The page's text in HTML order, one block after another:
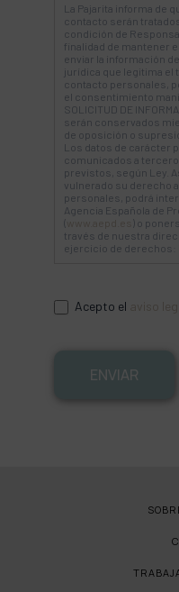
La Pajarita informa de
contacto serán
condición de
finalidad de mantener
enviar la información
jurídica que legitima el
contacto personales,
el consentimiento
SOLICITUD DE
serán conservados
de oposición o
Los datos de carácter
comunicados a
previstos, según Ley.
vulnerado su derecho
personales, podrá
Agencia Española de
(
) o
través de nuestra
ejercicio de derechos:
Acepto el
ENVIAR